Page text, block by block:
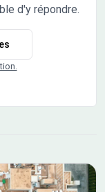
du
à la
garantissant
de
plus qu’à
Profitez
comme dehors !
d'y répondre.